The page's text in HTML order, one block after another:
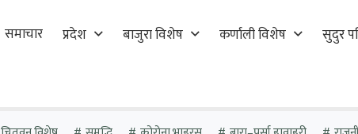
समाचार प्रदेश बाजुरा विशेष कर्णाली विशेष सुदुर